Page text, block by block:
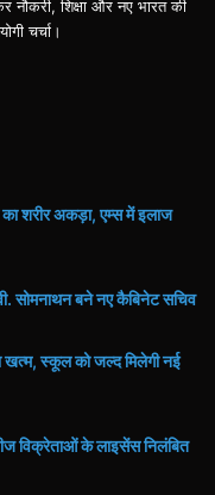
नौकरी, शिक्षा और नए भारत की
चर्चा।
का शरीर अकड़ा, एम्स में इलाज
सोमनाथन बने नए कैबिनेट सचिव
खत्म, स्कूल को जल्द मिलेगी नई
विक्रेताओं के लाइसेंस निलंबित